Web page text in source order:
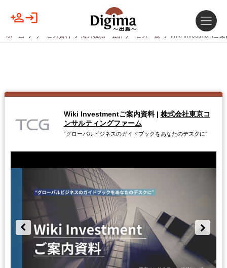
ホーム サービス資料 海外税務・会計サービス一覧 Wiki Investmentご
Wiki Investmentご案内資料 | 株式会社東京コ
ンサルティングファーム
“グローバルビジネスのガイドブックをあなたのデスクに”